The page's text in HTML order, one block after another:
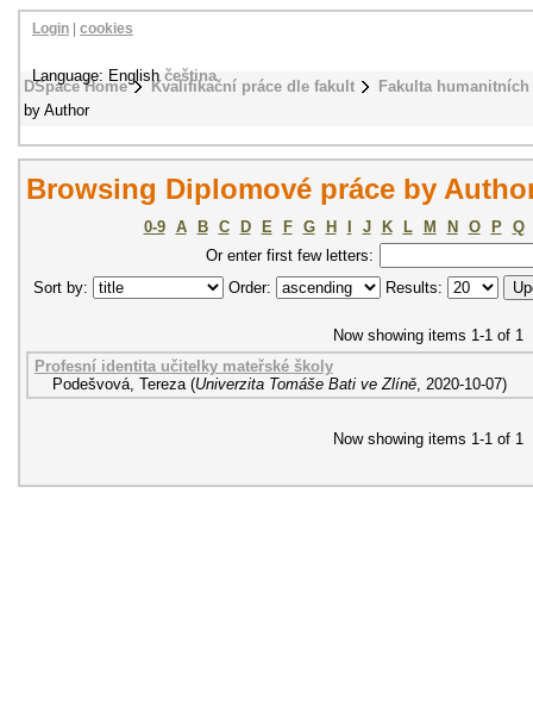
DSpace Home Kvalifikační práce dle fakult
Fakulta
by Author
Login cookies
Language: Englishčeština
Browsing Diplomové práce by
0-9 A B C D E F G H J K L M N O P
Q
Or enter first few letters:
Sort by:
Order: Results:
Now showing items 1-1 of 1
Profesní identita učitelky mateřské školy
Podešvová, Tereza (Univerzita Tomáše Bati ve Zlíně, 2020-10-07)
Now showing items 1-1 of 1